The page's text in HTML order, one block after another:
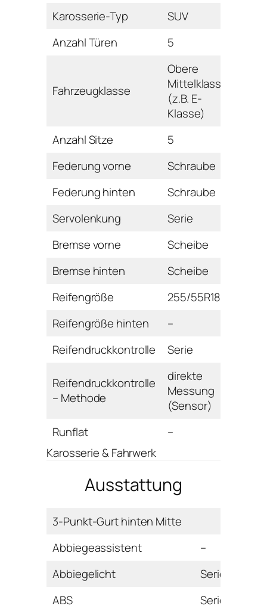
Karosserie-Typ
SUV
Anzahl Türen
5
Fahrzeugklasse
Obere
Mittelklasse
(z.B. E-
Klasse)
Anzahl Sitze
5
Federung vorne
Schraube
Federung hinten
Schraube
Servolenkung
Serie
Bremse vorne
Scheibe
Bremse hinten
Scheibe
Reifengröße
255/55R18
Reifengröße hinten
–
Reifendruckkontrolle
Serie
Reifendruckkontrolle
– Methode
direkte
Messung
(Sensor)
Runflat
–
Karosserie & Fahrwerk
Ausstattung
3-Punkt-Gurt hinten Mitte
Abbiegeassistent
–
Abbiegelicht
Serie
ABS
Serie